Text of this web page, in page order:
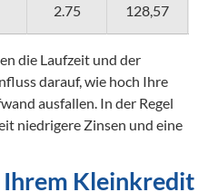
2.75 128,57
die Laufzeit und der
darauf, wie hoch Ihre
ausfallen. In der Regel
niedrigere Zinsen und eine
Ihrem Kleinkredit